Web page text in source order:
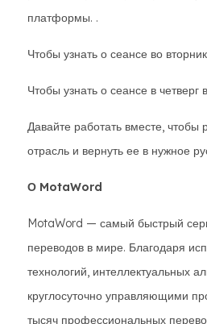
платформы. .
Чтобы узнать о сеансе во
Чтобы узнать о сеансе в четверг
Давайте работать вместе, чтобы
отрасль и вернуть ее в нужное
О MotaWord
MotaWord — самый быстрый
переводов в мире. Благодаря
технологий, интеллектуальных
круглосуточно управляющими
тысяч профессиональных